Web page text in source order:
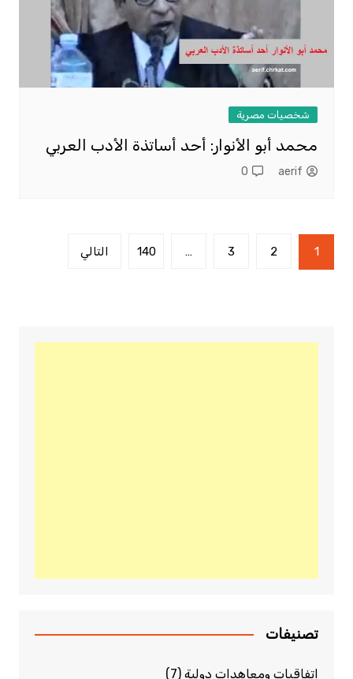
شخصيات مصرية
محمد أبو الأنوار: أحد أساتذة الأدب العربي
aerif
0
تعدد
صفحات
1
2
3
…
140 التالي
تصنيفات
اتفاقيات ومعاهدات دولية(7)